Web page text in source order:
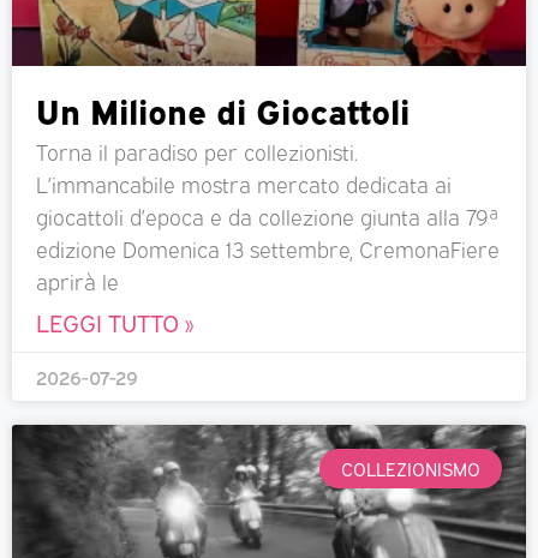
Un Milione di Giocattoli
Torna il paradiso per collezionisti.
L’immancabile mostra mercato dedicata ai
giocattoli d’epoca e da collezione giunta alla 79ª
edizione Domenica 13 settembre, CremonaFiere
aprirà le
LEGGI TUTTO »
2026-07-29
COLLEZIONISMO